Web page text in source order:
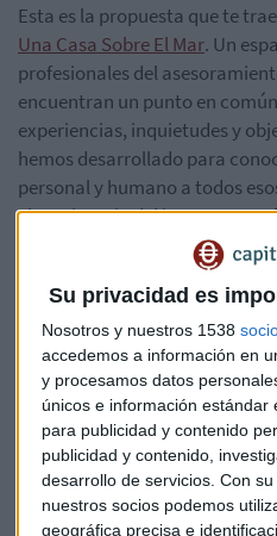
Su privacidad es
Nosotros y nuestros 1538
accedemos a información en
y procesamos datos
únicos e información estándar
para publicidad y contenido
publicidad y contenido,
desarrollo de servicios. Con
nuestros socios podemos
geográfica precisa e
Esta es la propuesta que te
Una Casa Sobre El Mar. Un
profesionales del
encuentran un punto en
experiencias, inquietudes y
hemos desarrollado para
personal y humano a todos
el patrimonio del inversor
oportunidad de formar parte
entrarás en contacto con
extraordinarias y
Para darle forma a todo esto,
abrilcelebraremos el primer
Una Casa Sobre El Mar, donde
profesionales en una tarde
consolidando esos valores que
principio: frescura, cercanía,